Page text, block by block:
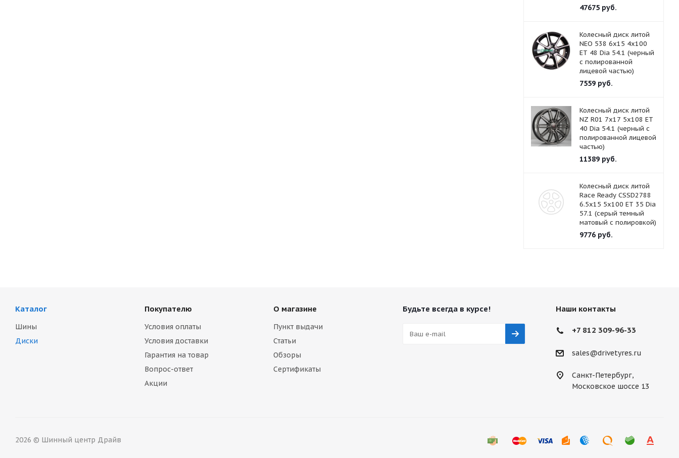
47675руб.
Колесный диск литой
NEO 538 6x15 4x100
ET 48 Dia 54.1 (черный
с полированной
лицевой частью)
7559руб.
Колесный диск литой
NZ R01 7x17 5x108 ET
40 Dia 54.1 (черный с
полированной лицевой
частью)
11389руб.
Колесный диск литой
Race Ready CSSD2788
6.5x15 5x100 ET 35 Dia
57.1 (серый темный
матовый с полировкой)
9776руб.
Каталог
Шины
Диски
Покупателю
Условия оплаты
Условия доставки
Гарантия на товар
Вопрос-ответ
Акции
О магазине
Пункт выдачи
Статьи
Обзоры
Сертификаты
Будьте всегда в курсе! Наши контакты
+7 812 309-96-33
sales@drivetyres.ru
Санкт-Петербург,
Московское шоссе 13
2026 © Шинный центр Драйв